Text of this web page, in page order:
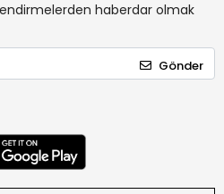
haberdar olmak
Gönder